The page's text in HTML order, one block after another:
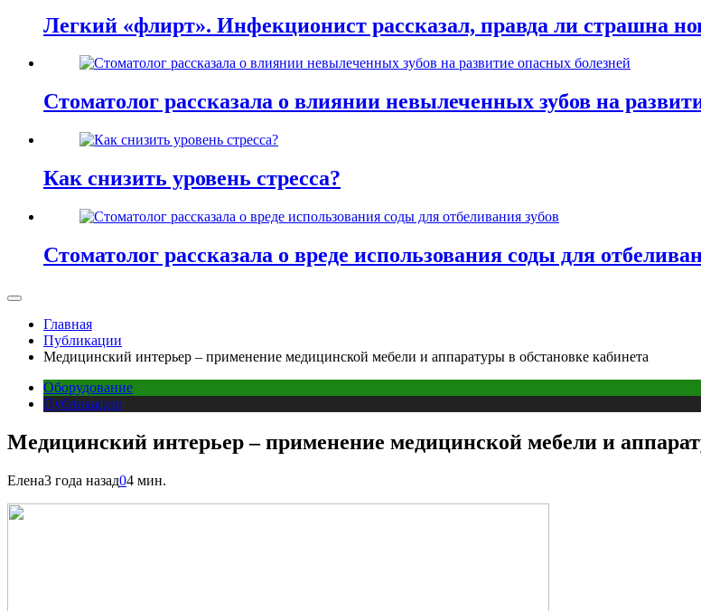
Легкий «флирт». Инфекционист рассказал, правда ли страшна
Стоматолог рассказала о влиянии невылеченных зубов на
Как снизить уровень стресса?
Стоматолог рассказала о вреде использования соды для
Главная
Публикации
Медицинский интерьер – применение медицинской мебели и аппаратуры в обстановке кабинета
Оборудование
Публикации
Медицинский интерьер – применение медицинской мебели и
Елена3 года назад04 мин.